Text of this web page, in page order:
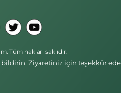
Tüm hakları saklıdır.
Ziyaretiniz için teşekkür